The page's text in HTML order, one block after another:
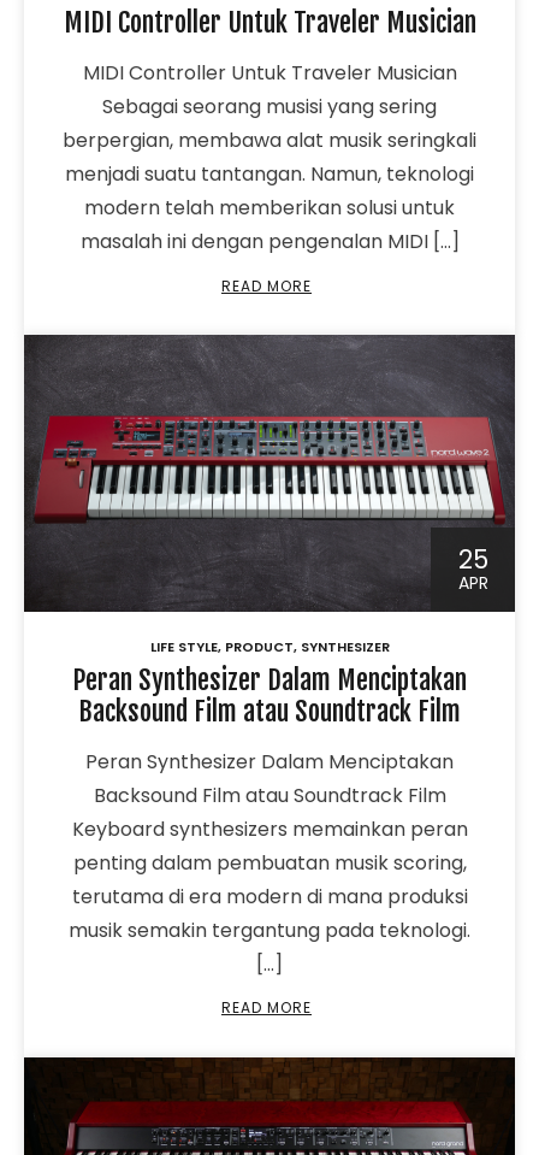
MIDI Controller Untuk Traveler Musician
MIDI Controller Untuk Traveler Musician
Sebagai seorang musisi yang sering
berpergian, membawa alat musik seringkali
menjadi suatu tantangan. Namun, teknologi
modern telah memberikan solusi untuk
masalah ini dengan pengenalan MIDI […]
READ MORE
25
APR
LIFE STYLE, PRODUCT, SYNTHESIZER
Peran Synthesizer Dalam Menciptakan
Backsound Film atau Soundtrack Film
Peran Synthesizer Dalam Menciptakan
Backsound Film atau Soundtrack Film
Keyboard synthesizers memainkan peran
penting dalam pembuatan musik scoring,
terutama di era modern di mana produksi
musik semakin tergantung pada teknologi.
[…]
READ MORE